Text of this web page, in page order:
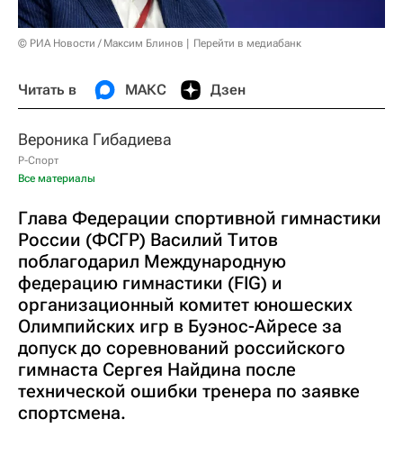
© РИА Новости / Максим Блинов Перейти в медиабанк
Читать в МАКС Дзен
Вероника Гибадиева
Р-Спорт
Все материалы
Глава Федерации спортивной гимнастики
России (ФСГР) Василий Титов
поблагодарил Международную
федерацию гимнастики (FIG) и
организационный комитет юношеских
Олимпийских игр в Буэнос-Айресе за
допуск до соревнований российского
гимнаста Сергея Найдина после
технической ошибки тренера по заявке
спортсмена.